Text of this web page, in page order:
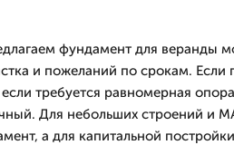
фундамент для веранды
и пожеланий по срокам. Если
требуется равномерная
Для небольших строений и
а для капитальной